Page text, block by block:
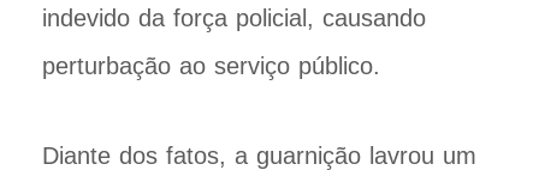
indevido da força policial, causando
perturbação ao serviço público.
Diante dos fatos, a guarnição lavrou um